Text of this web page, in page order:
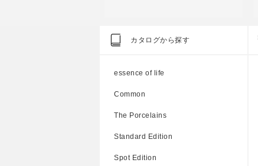
色格子 茶碗カタログから探す
essence of life
Common
The Porcelains
Standard Edition
Spot Edition